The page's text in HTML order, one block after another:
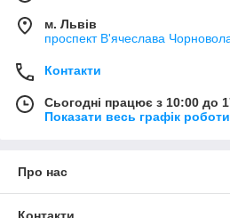
м. Львів
проспект В'ячеслава Чорновола
Контакти
Сьогодні працює з 10:00 до
Показати весь графік роботи
Про нас